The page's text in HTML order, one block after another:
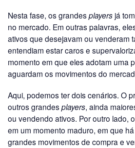
Nesta fase, os grandesplayers já
no mercado. Em outras palavras,
ativos que desejavam ou venderam
entendiam estar caros e
momento em que eles adotam uma
aguardam os movimentos do
Aqui, podemos ter dois cenários. O
outros grandesplayers, ainda
ou vendendo ativos. Por outro lado,
em um momento maduro, em que
grandes movimentos de compra e